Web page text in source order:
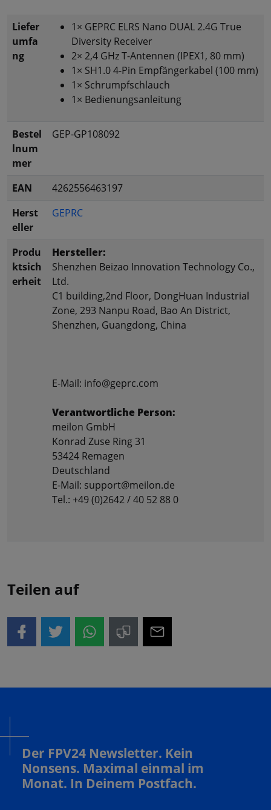
Liefer
umfa
ng
1× GEPRC ELRS Nano DUAL 2.4G True
Diversity Receiver
2× 2,4 GHz T-Antennen (IPEX1, 80 mm)
1× SH1.0 4-Pin Empfängerkabel (100 mm)
1× Schrumpfschlauch
1× Bedienungsanleitung
Bestel
lnum
mer
GEP-GP108092
EAN
4262556463197
Herst
eller
GEPRC
Produ
ktsich
erheit
Hersteller:
Shenzhen Beizao Innovation Technology Co.,
Ltd.
C1 building,2nd Floor, DongHuan Industrial
Zone, 293 Nanpu Road, Bao An District,
Shenzhen, Guangdong, China
E-Mail: info@geprc.com
Verantwortliche Person:
meilon GmbH
Konrad Zuse Ring 31
53424 Remagen
Deutschland
E-Mail: support@meilon.de
Tel.: +49 (0)2642 / 40 52 88 0
Teilen auf
Der FPV24 Newsletter. Kein
Nonsens. Maximal einmal im
Monat. In Deinem Postfach.